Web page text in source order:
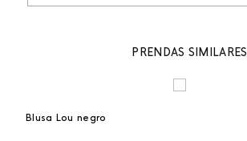
PRENDAS SIMILARES
Blusa Lou negro